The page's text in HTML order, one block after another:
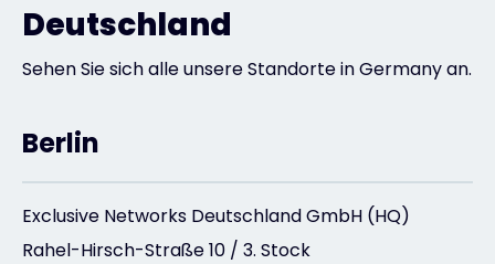
Deutschland
Sehen Sie sich alle unsere Standorte in Germany an.
Berlin
Exclusive Networks Deutschland GmbH (HQ)
Rahel-Hirsch-Straße 10 / 3. Stock